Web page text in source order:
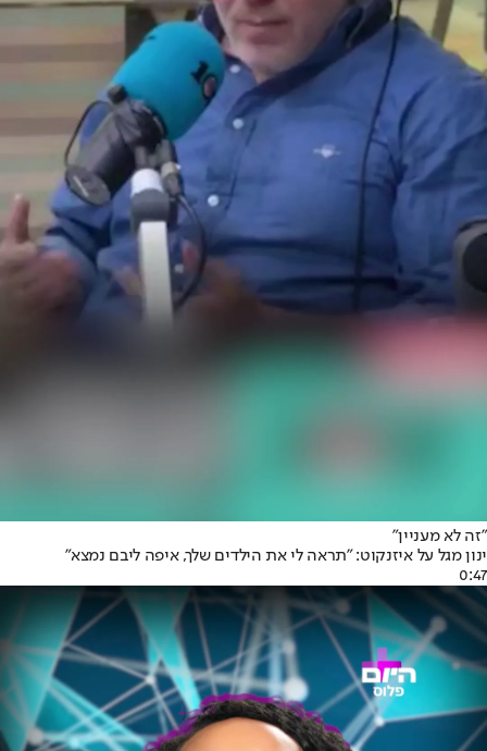
"זה לא מעניין"
ינון מגל על איזנקוט: "תראה לי את הילדים שלך, איפה ליבם נמצא"
0:47